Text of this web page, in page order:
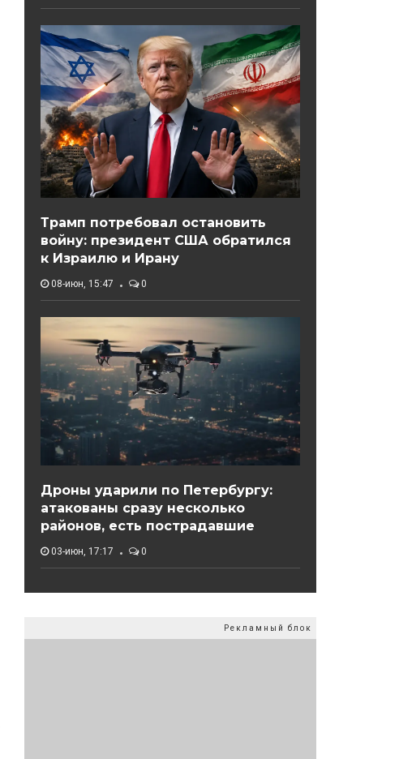
Трамп потребовал остановить
войну: президент США обратился
к Израилю и Ирану
08-июн, 15:47 0
Дроны ударили по Петербургу:
атакованы сразу несколько
районов, есть пострадавшие
03-июн, 17:17 0
Рекламный блок